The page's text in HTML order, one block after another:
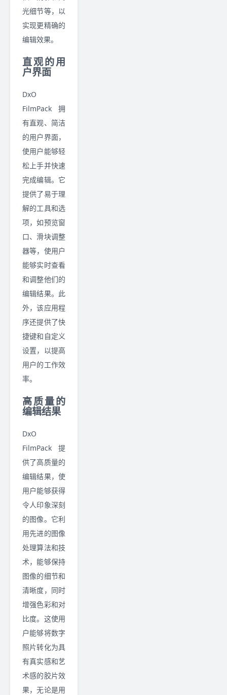
光细节等，以
实现更精确的
编辑效果。
直观的用
户界面
DxO
FilmPack 拥
有直观、简洁
的用户界面，
使用户能够轻
松上手并快速
完成编辑。它
提供了易于理
解的工具和选
项，如预览窗
口、滑块调整
器等，使用户
能够实时查看
和调整他们的
编辑结果。此
外，该应用程
序还提供了快
捷键和自定义
设置，以提高
用户的工作效
率。
高质量的
编辑结果
DxO
FilmPack 提
供了高质量的
编辑结果，使
用户能够获得
令人印象深刻
的图像。它利
用先进的图像
处理算法和技
术，能够保持
图像的细节和
清晰度，同时
增强色彩和对
比度。这使用
户能够将数字
照片转化为具
有真实感和艺
术感的胶片效
果，无论是用